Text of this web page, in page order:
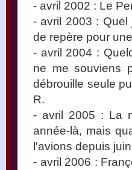
- avril 2002 : Le
- avril 2003 : Quel
de repère pour
- avril 2004 :
ne me souviens
débrouille seule
R.
- avril 2005 : La
année-là, mais
l'avions depuis
- avril 2006 :